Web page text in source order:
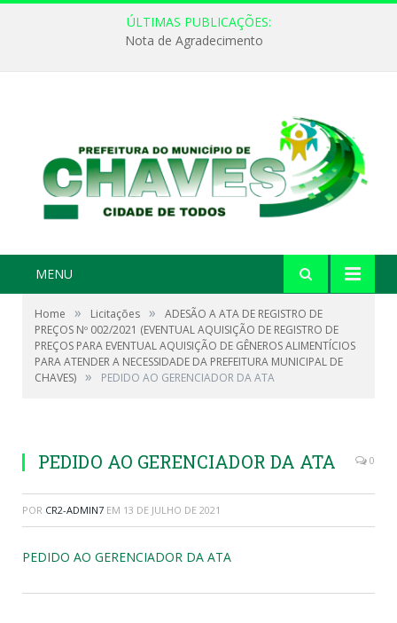
ÚLTIMAS PUBLICAÇÕES:
Nota de Agradecimento
MENU
Home » Licitações »
ADESÃO A ATA DE REGISTRO DE
PREÇOS Nº 002/2021 (EVENTUAL AQUISIÇÃO DE REGISTRO DE
PREÇOS PARA EVENTUAL AQUISIÇÃO DE GÊNEROS ALIMENTÍCIOS
PARA ATENDER A NECESSIDADE DA PREFEITURA MUNICIPAL DE
CHAVES) » PEDIDO AO GERENCIADOR DA ATA
PEDIDO AO GERENCIADOR DA ATA 0
POR CR2-ADMIN7 EM 13 DE JULHO DE 2021
PEDIDO AO GERENCIADOR DA ATA